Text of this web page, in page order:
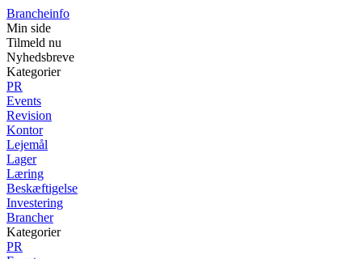
Brancheinfo
Min side
Tilmeld nu
Nyhedsbreve
Kategorier
PR
Events
Revision
Kontor
Lejemål
Lager
Læring
Beskæftigelse
Investering
Brancher
Kategorier
PR